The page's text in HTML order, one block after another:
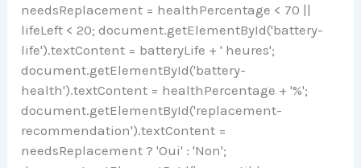
needsReplacement = healthPercentage < 70 ||
lifeLeft < 20; document.getElementById('battery-
life').textContent = batteryLife + ' heures';
document.getElementById('battery-
health').textContent = healthPercentage + '%';
document.getElementById('replacement-
recommendation').textContent =
needsReplacement ? 'Oui' : 'Non';